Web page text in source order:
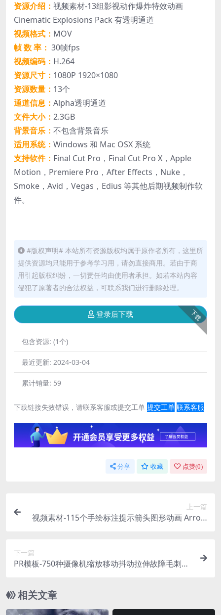
资源介绍： 视频素材-13组影视动作爆炸特效动画
Cinematic Explosions Pack 有透明通道
视频格式： MOV
帧 数 率： 30帧fps
视频编码： H.264
资源尺寸： 1080P 1920×1080
资源数量： 13个
通道信息： Alpha透明通道
文件大小： 2.3GB
背景音乐： 不包含背景音乐
适用系统： Windows 和 Mac OSX 系统
支持软件： Final Cut Pro，Final Cut Pro X，Apple
Motion，Premiere Pro，After Effects，Nuke，
Smoke，Avid，Vegas，Edius 等其他后期视频制作软
件。
#版权声明# 本站所有资源版权均属于原作者所有，这里所
提供资源均只能用于参考学习用，请勿直接商用。若由于商
用引起版权纠纷，一切责任均由使用者承担。如若本站内容
侵犯了原著者的合法权益，可联系我们进行删除处理。
下载
登录后下载
包含资源: (1个)
最近更新: 2024-03-04
累计销量: 59
下载链接失效错误，请联系客服或提交工单 提交工单 联系客服
分享 收藏 点赞(0)
上一篇
视频素材-115个手绘标注提示箭头图形动画 Arrow
下一篇
PR模板-750种摄像机缩放移动抖动拉伸故障毛刺取
相关文章